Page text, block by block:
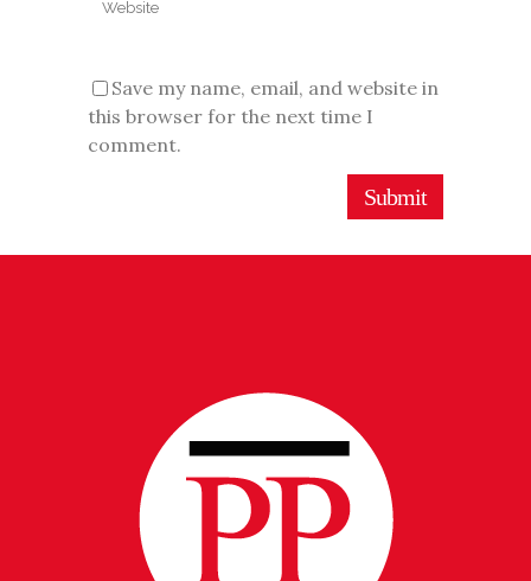
Save my name, email, and website in
this browser for the next time I
comment.